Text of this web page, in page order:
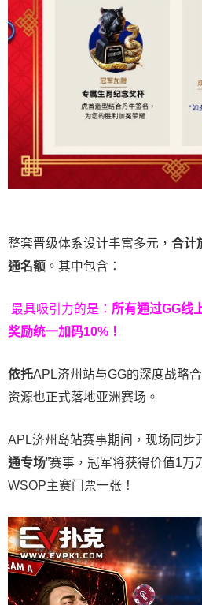
整套晋级体系设计丰富多元， 合计
通名额 。其中包含：
最具吸引力的是： 所有通过GG线
奖励统一加码10% ！
依托APL济州站与GG的深度战略
资源也正式落地亚洲赛场。
APL济州岛站赛事期间，现场同步
通专场”赛事，冠军将获得价值1万
WSOP主赛门票一张！